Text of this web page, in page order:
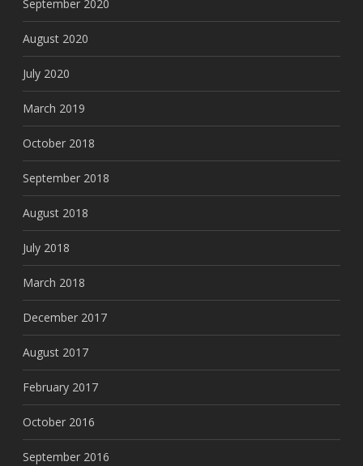
September 2020
August 2020
July 2020
March 2019
October 2018
September 2018
August 2018
July 2018
March 2018
December 2017
August 2017
February 2017
October 2016
September 2016